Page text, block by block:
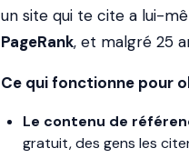
un site qui te cite a lui-
PageRank, et malgré 25
Ce qui fonctionne pour
Le contenu de
gratuit, des gens les